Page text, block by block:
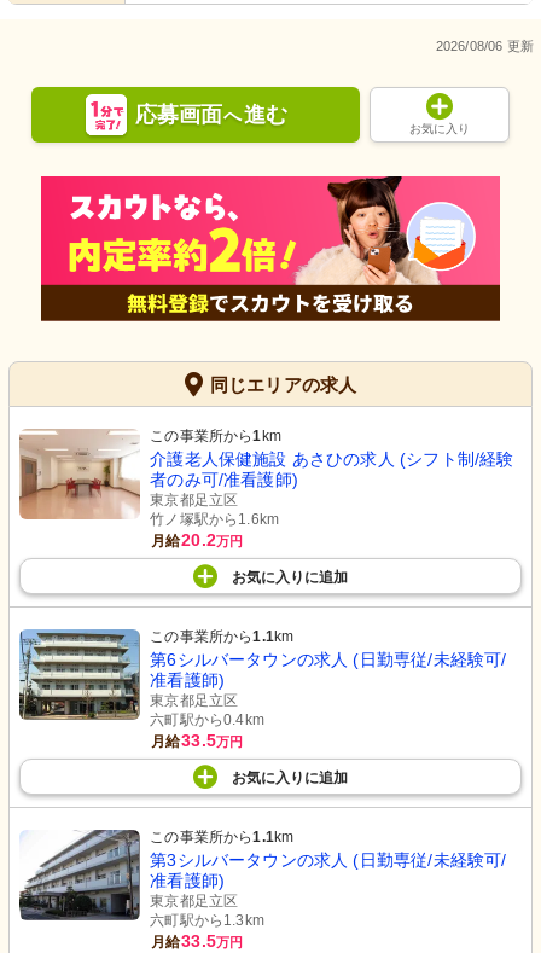
2026/08/06 更新
応募画面へ進む
お気に入り
同じエリアの求人
この事業所から1 km
介護老人保健施設 あさひの求人 (シフト制/経験
者のみ可/准看護師)
東京都足立区
竹ノ塚駅から1.6km
月給20.2万円
お気に入り に追加
この事業所から1.1km
第6シルバータウンの求人 (日勤専従/未経験可/
准看護師)
東京都足立区
六町駅から0.4km
月給33.5万円
お気に入り に追加
この事業所から1.1km
第3シルバータウンの求人 (日勤専従/未経験可/
准看護師)
東京都足立区
六町駅から1.3km
月給33.5万円